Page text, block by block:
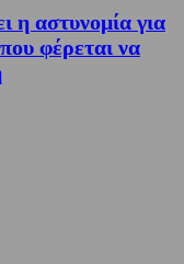
η αστυνομία για
φέρεται να